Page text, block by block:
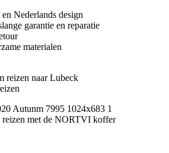
Nederlands design
garantie en reparatie
materialen